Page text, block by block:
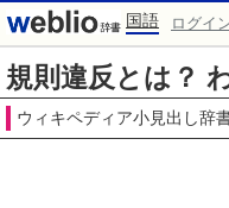
国語 ログイ
規則違反とは？
ウィキペディア小見出し辞